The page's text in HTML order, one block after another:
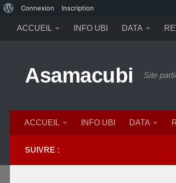
propos
de
Connexion Inscription
ACCUEIL
INFO UBI DATA
Asamacubi Site
ACCUEIL INFO UBI DATA
SUIVRE :